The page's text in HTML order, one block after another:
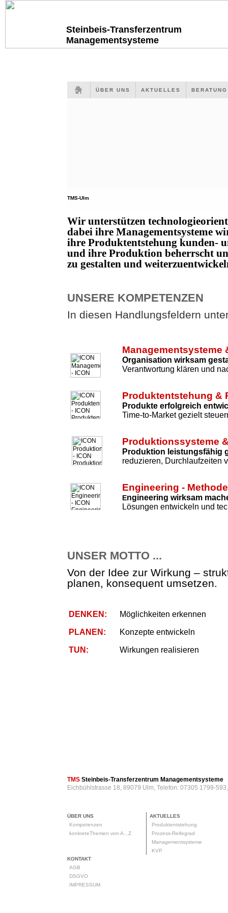
Steinbeis-Transferzentrum
Managementsysteme
ÜBER UNS AKTUELLES
TMS-Ulm
Wir unterstützen
dabei ihre Managementsysteme
ihre Produktentstehung kunden-
und ihre Produktion beherrscht
zu gestalten und
UNSERE KOMPETENZEN
In diesen Handlungsfeldern
Managementsysteme
Organisation wirksam
Verantwortung klären und
Produktentstehung &
Produkte erfolgreich
Time-to-Market gezielt
Produktionssysteme
Produktion leistungsfähig
reduzieren, Durchlaufzeiten
Engineering -
Engineering wirksam
Lösungen entwickeln und
UNSER MOTTO ...
Von der Idee zur Wirkung –
planen, konsequent umsetzen.
DENKEN: Möglichkeiten erkennen
PLANEN: Konzepte entwickeln
TUN: Wirkungen realisieren
TMS Steinbeis-Transferzentrum Managementsysteme
Eichbühlstrasse 18, 89079 Ulm, Telefon: 07305 1799-
ÜBER UNS
Kompetenzen
konkreteThemen von A...Z
AKTUELLES
Produktentstehung
Prozess-Reifegrad
Managementsysteme
KVP
KONTAKT
AGB
DSGVO
IMPRESSUM